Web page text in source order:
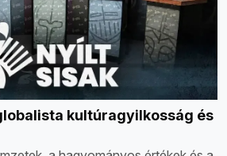
kultúragyilkosság és